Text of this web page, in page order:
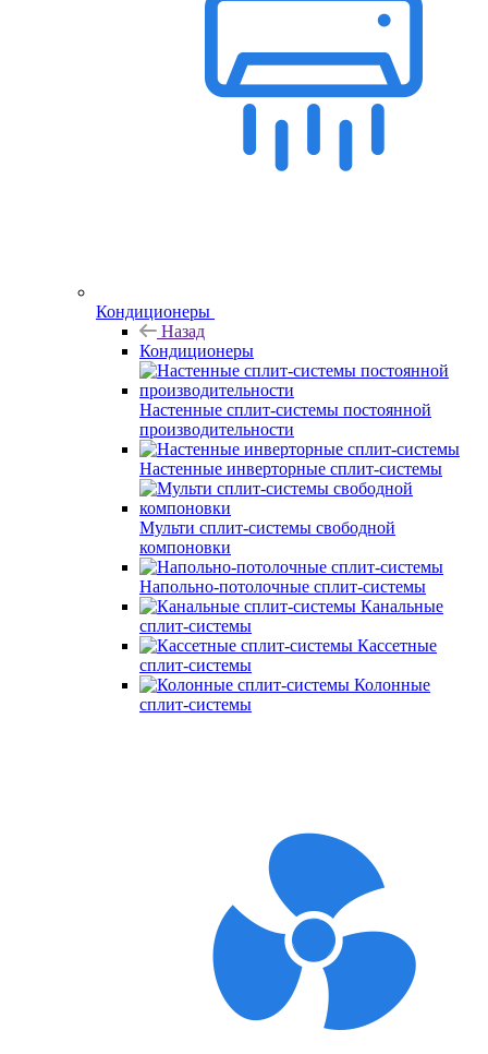
Кондиционеры
Назад
Кондиционеры
Настенные сплит-системы постоянной
производительности
Настенные инверторные сплит-системы
Мульти сплит-системы свободной
компоновки
Напольно-потолочные сплит-системы
Канальные
сплит-системы
Кассетные
сплит-системы
Колонные
сплит-системы